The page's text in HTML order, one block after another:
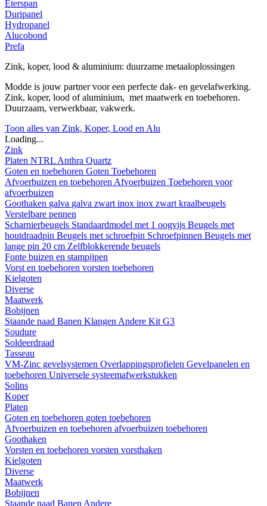
Eterspan
Duripanel
Hydropanel
Alucobond
Prefa
Zink, koper, lood & aluminium: duurzame metaaloplossingen
Modde is jouw partner voor een perfecte dak- en gevelafwerking.
Zink, koper, lood of aluminium, met maatwerk en toebehoren.
Duurzaam, verwerkbaar, vakwerk.
Toon alles van Zink, Koper, Lood en Alu
Loading...
Zink
Platen NTRL Anthra Quartz
Goten en toebehoren Goten Toebehoren
Afvoerbuizen en toebehoren Afvoerbuizen Toebehoren voor
afvoerbuizen
Goothaken galva galva zwart inox inox zwart kraalbeugels
Verstelbare pennen
Scharnierbeugels Standaardmodel met 1 oogvijs Beugels met
houtdraadpin Beugels met schroefpin Schroefpinnen Beugels met
lange pin 20 cm Zelfblokkerende beugels
Fonte buizen en stampijpen
Vorst en toebehoren vorsten toebehoren
Kielgoten
Diverse
Maatwerk
Bobijnen
Staande naad Banen Klangen Andere Kit G3
Soudure
Soldeerdraad
Tasseau
VM-Zinc gevelsystemen Overlappingsprofielen Gevelpanelen en
toebehoren Universele systeemafwerkstukken
Solins
Koper
Platen
Goten en toebehoren goten toebehoren
Afvoerbuizen en toebehoren afvoerbuizen toebehoren
Goothaken
Vorsten en toebehoren vorsten vorsthaken
Kielgoten
Diverse
Maatwerk
Bobijnen
Staande naad Banen Andere